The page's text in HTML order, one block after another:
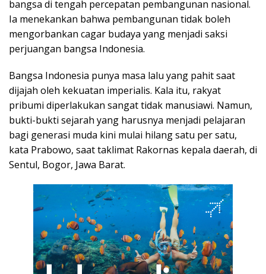
bangsa di tengah percepatan pembangunan nasional.
Ia menekankan bahwa pembangunan tidak boleh
mengorbankan cagar budaya yang menjadi saksi
perjuangan bangsa Indonesia.
Bangsa Indonesia punya masa lalu yang pahit saat
dijajah oleh kekuatan imperialis. Kala itu, rakyat
pribumi diperlakukan sangat tidak manusiawi. Namun,
bukti-bukti sejarah yang harusnya menjadi pelajaran
bagi generasi muda kini mulai hilang satu per satu,
kata Prabowo, saat taklimat Rakornas kepala daerah, di
Sentul, Bogor, Jawa Barat.